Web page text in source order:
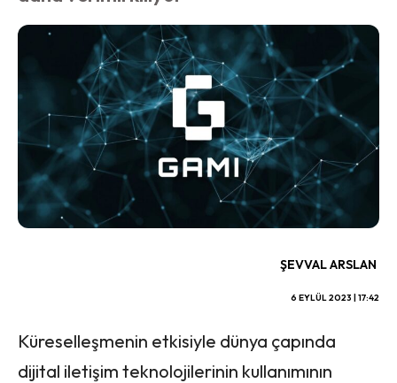
ŞEVVAL ARSLAN
6 EYLÜL 2023 | 17:42
Küreselleşmenin etkisiyle dünya çapında
dijital iletişim teknolojilerinin kullanımının